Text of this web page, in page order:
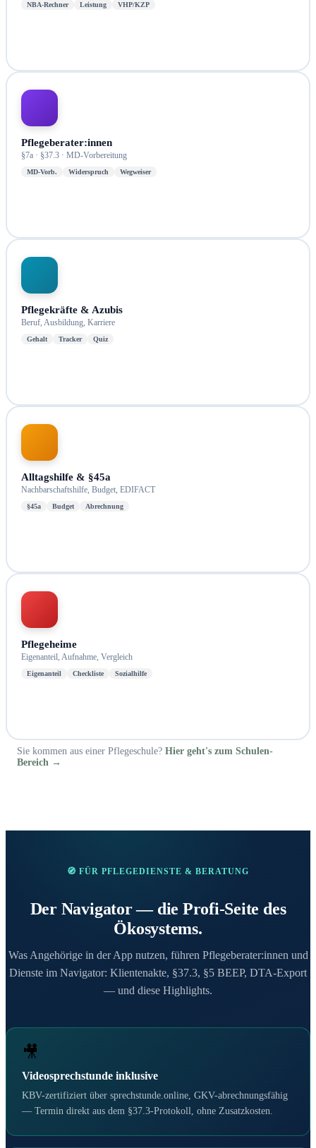
NBA-Rechner Leistung VHP/KZP
Pflegeberater:innen
§7a · §37.3 · MD-Vorbereitung
MD-Vorb. Widerspruch Wegweiser
Pflegekräfte & Azubis
Beruf, Ausbildung, Karriere
Gehalt Tracker Quiz
Alltagshilfe & §45a
Nachbarschaftshilfe, Budget, EDIFACT
§45a Budget Abrechnung
Pflegeheime
Eigenanteil, Aufnahme, Vergleich
Eigenanteil Checkliste Sozialhilfe
Sie kommen aus einer Pflegeschule? Hier geht's zum Schulen-
Bereich →
🧭 FÜR PFLEGEDIENSTE & BERATUNG
Der Navigator — die Profi-Seite des
Ökosystems.
Was Angehörige in der App nutzen, führen Pflegeberater:innen und
Dienste im Navigator: Klientenakte, §37.3, §5 BEEP, DTA-Export
— und diese Highlights.
🎥
Videosprechstunde inklusive
KBV-zertifiziert über sprechstunde.online, GKV-abrechnungsfähig
— Termin direkt aus dem §37.3-Protokoll, ohne Zusatzkosten.